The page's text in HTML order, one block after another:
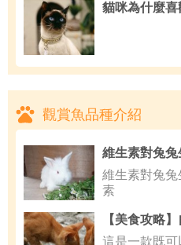
貓咪為什麼喜
觀賞魚品種介紹
維生素對兔
維生素對兔
素
【美食攻略
這是一款既